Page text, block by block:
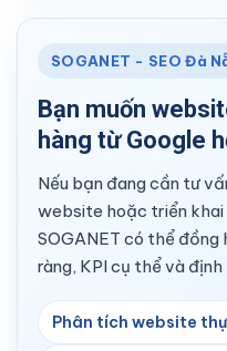
SOGANET - SEO Đà
Bạn muốn
hàng từ Google
Nếu bạn đang cần tư
website hoặc triển khai
SOGANET có thể đồng
ràng, KPI cụ thể và
Phân tích website